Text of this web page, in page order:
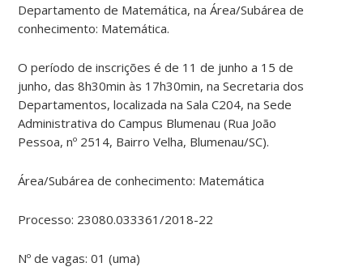
Departamento de Matemática, na Área/Subárea de
conhecimento: Matemática.
O período de inscrições é de 11 de junho a 15 de
junho, das 8h30min às 17h30min, na Secretaria dos
Departamentos, localizada na Sala C204, na Sede
Administrativa do Campus Blumenau (Rua João
Pessoa, nº 2514, Bairro Velha, Blumenau/SC).
Área/Subárea de conhecimento: Matemática
Processo: 23080.033361/2018-22
Nº de vagas: 01 (uma)